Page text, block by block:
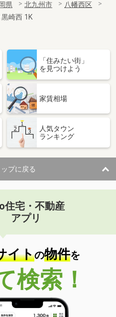
県 北九州市
八幡西区
崎西 1K
「住みたい街」
を見つけよう
家賃相場
人気タウン
ランキング
プに戻る
住宅・不動産
アプリ
イトの物件を
検索！